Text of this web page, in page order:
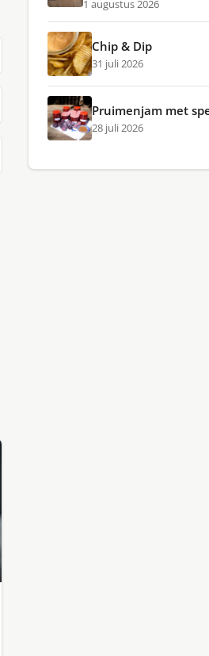
1 augustus 2026
Chip & Dip
31 juli 2026
Pruimenjam met
28 juli 2026